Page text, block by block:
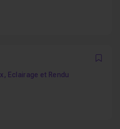
Eclairage et Rendu